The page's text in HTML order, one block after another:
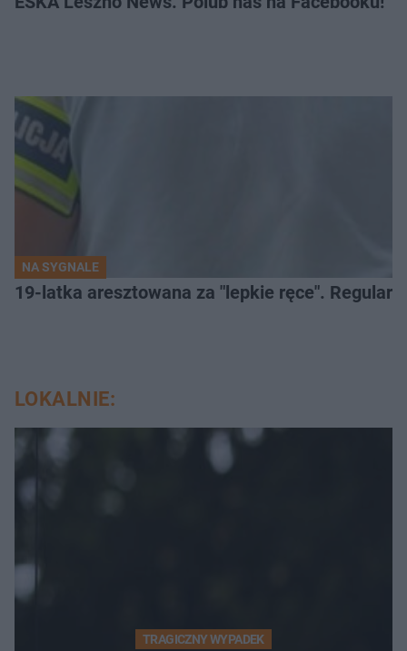
NA SYGNALE
19-latka aresztowana za "lepkie ręce".
LOKALNIE:
TRAGICZNY WYPADEK